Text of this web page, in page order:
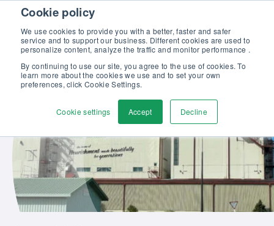
Cookie policy
We use cookies to provide you with a better, faster and safer
service and to support our business. Different cookies are used to
personalize content, analyze the traffic and monitor performance .
By continuing to use our site, you agree to the use of cookies. To
learn more about the cookies we use and to set your own
preferences, click Cookie Settings.
Cookie settings Accept Decline
Skip to content
Descubra nuestro nuevo catálogo Soluciones Beamex para la
Excelencia en Calibración >>
Contáctenos